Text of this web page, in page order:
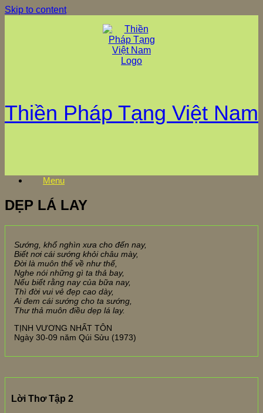
Skip to content
Thiền Pháp Tạng Việt Nam
Menu
DẸP LÁ LAY
Sướng, khổ nghìn xưa cho đến nay,
Biết nơi cái sướng khỏi châu mày,
Đời là muôn thế về như thế,
Nghe nói những gì ta thả bay,
Nếu biết rằng nay của bữa nay,
Thì đời vui vẻ đẹp cao dày,
Ai đem cái sướng cho ta sướng,
Thư thả muôn điều dẹp lá lay.
TỊNH VƯƠNG NHẤT TÔN
Ngày 30-09 năm Qúi Sửu (1973)
Lời Thơ Tập 2